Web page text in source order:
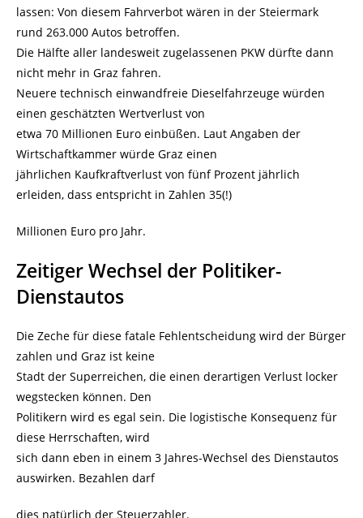
lassen: Von diesem Fahrverbot wären in der Steiermark
rund 263.000 Autos betroffen.
Die Hälfte aller landesweit zugelassenen PKW dürfte dann
nicht mehr in Graz fahren.
Neuere technisch einwandfreie Dieselfahrzeuge würden
einen geschätzten Wertverlust von
etwa 70 Millionen Euro einbüßen. Laut Angaben der
Wirtschaftkammer würde Graz einen
jährlichen Kaufkraftverlust von fünf Prozent jährlich
erleiden, dass entspricht in Zahlen 35(!)
Millionen Euro pro Jahr.
Zeitiger Wechsel der Politiker-
Dienstautos
Die Zeche für diese fatale Fehlentscheidung wird der Bürger
zahlen und Graz ist keine
Stadt der Superreichen, die einen derartigen Verlust locker
wegstecken können. Den
Politikern wird es egal sein. Die logistische Konsequenz für
diese Herrschaften, wird
sich dann eben in einem 3 Jahres-Wechsel des Dienstautos
auswirken. Bezahlen darf
dies natürlich der Steuerzahler.